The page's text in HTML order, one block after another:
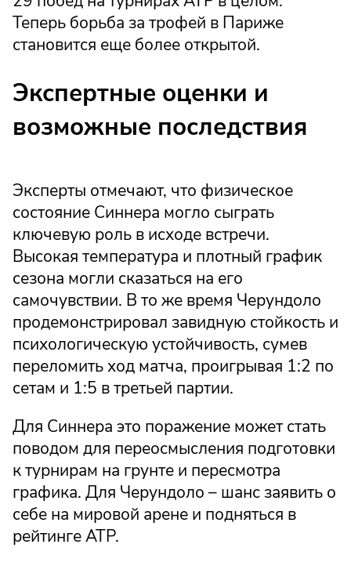
Теперь борьба за трофей в Париже
становится еще более открытой.
Экспертные оценки и
возможные последствия
Эксперты отмечают, что физическое
состояние Синнера могло сыграть
ключевую роль в исходе встречи.
Высокая температура и плотный график
сезона могли сказаться на его
самочувствии. В то же время Черундоло
продемонстрировал завидную стойкость и
психологическую устойчивость, сумев
переломить ход матча, проигрывая 1:2 по
сетам и 1:5 в третьей партии.
Для Синнера это поражение может стать
поводом для переосмысления подготовки
к турнирам на грунте и пересмотра
графика. Для Черундоло – шанс заявить о
себе на мировой арене и подняться в
рейтинге ATP.